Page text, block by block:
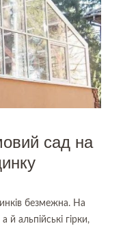
сад на
безмежна. На
й альпійські гірки,